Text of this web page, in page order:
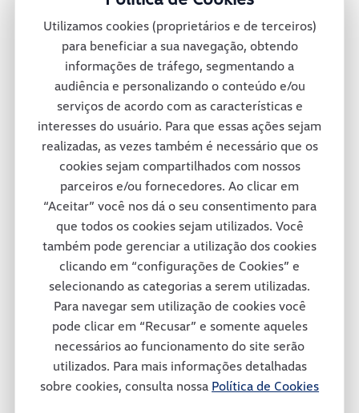
Utilizamos cookies (proprietários e de terceiros)
para beneficiar a sua navegação, obtendo
informações de tráfego, segmentando a
audiência e personalizando o conteúdo e/ou
serviços de acordo com as características e
interesses do usuário. Para que essas ações sejam
realizadas, as vezes também é necessário que os
cookies sejam compartilhados com nossos
parceiros e/ou fornecedores. Ao clicar em
“Aceitar” você nos dá o seu consentimento para
que todos os cookies sejam utilizados. Você
também pode gerenciar a utilização dos cookies
clicando em “configurações de Cookies” e
selecionando as categorias a serem utilizadas.
Para navegar sem utilização de cookies você
pode clicar em “Recusar” e somente aqueles
necessários ao funcionamento do site serão
utilizados. Para mais informações detalhadas
sobre cookies, consulta nossa Política de Cookies
montadora oferece mais de 30 diferentes
veículos no México e conta também com
uma rede de concessionárias para dar
suporte total a seus clientes pelas ruas e
estradas mexicanas.
Consórcio Modular
A fábrica da Volkswagen Caminhões e
Ônibus em Resende adotou um projeto
inovador em termos de tecnologia e de
respeito ao colaborador e ao meio-
ambiente. Trata-se de um modelo